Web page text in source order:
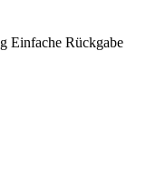
Einfache Rückgabe